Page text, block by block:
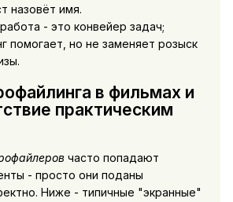
назовёт имя.
- это конвейер задач;
помогает, но не заменяет розыск
в фильмах и
практическим
часто попадают
- просто они поданы
Ниже - типичные "экранные"